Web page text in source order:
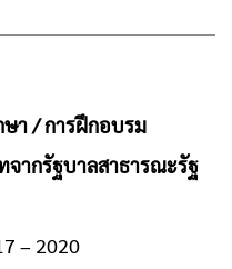
า / การฝึกอบรม
ากรัฐบาลสาธารณะรัฐ
– 2020